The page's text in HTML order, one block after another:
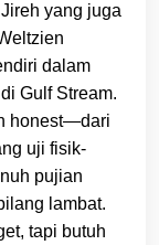
yang juga
dalam
Gulf Stream.
honest—dari
uji fisik-
pujian
lambat.
tapi butuh